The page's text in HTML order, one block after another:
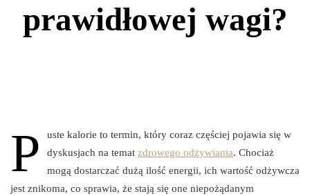
prawidłowej wagi?
P
uste kalorie to termin, który coraz częściej pojawia się w
dyskusjach na temat zdrowego odżywiania. Chociaż
mogą dostarczać dużą ilość energii, ich wartość odżywcza
jest znikoma, co sprawia, że stają się one niepożądanym